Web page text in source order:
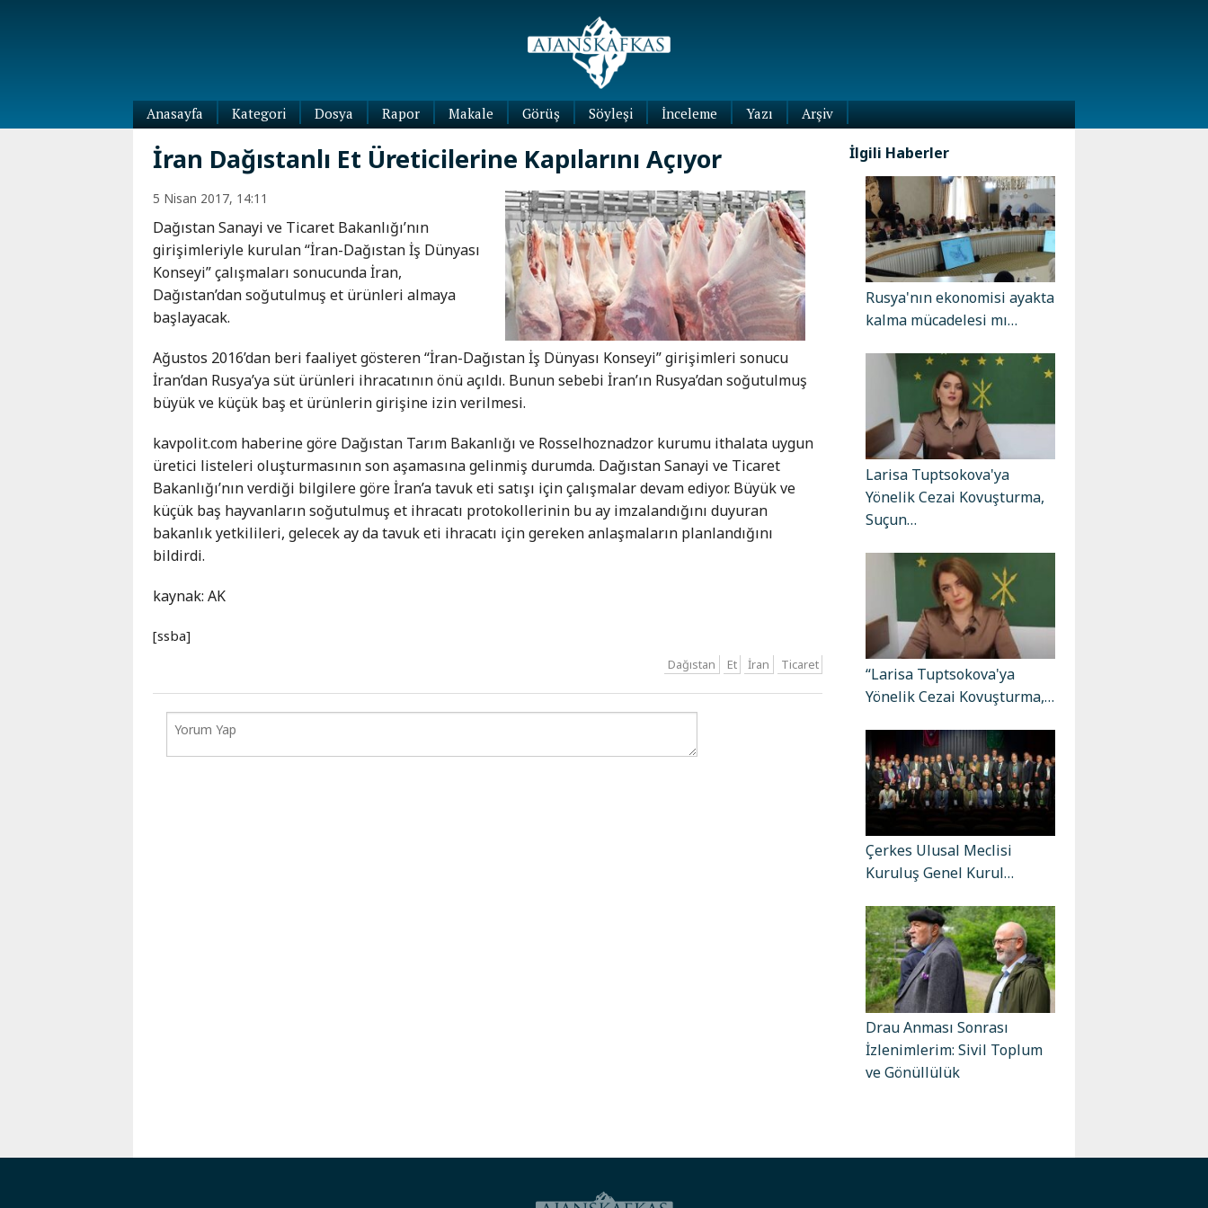
Anasayfa
Kategori
Dünya
Abhazya
Adıgey
Çeçenya
Dağıstan
Güney
İnguşetya
Kabardey-
Balkar
Karaçay-
Çerkes
Krasnodar
Kray
Kuzey
Osetya
Kafkas-
Ötesi
Azerbaycan
Ermenistan
Gürcistan
Dosya Rapor Makale Görüş Söyleşi İnceleme
Yazı
Yazıları
Arşiv
İran Dağıstanlı Et Üreticilerine Kapılarını Açıyor
5 Nisan 2017, 14:11
Dağıstan Sanayi ve Ticaret Bakanlığı’nın
girişimleriyle kurulan “İran-Dağıstan İş Dünyası
Konseyi” çalışmaları sonucunda İran,
Dağıstan’dan soğutulmuş et ürünleri almaya
başlayacak.
Ağustos 2016’dan beri faaliyet gösteren “İran-Dağıstan İş Dünyası Konseyi” girişimleri sonucu
İran’dan Rusya’ya süt ürünleri ihracatının önü açıldı. Bunun sebebi İran’ın Rusya’dan soğutulmuş
büyük ve küçük baş et ürünlerin girişine izin verilmesi.
kavpolit.com haberine göre Dağıstan Tarım Bakanlığı ve Rosselhoznadzor kurumu ithalata uygun
üretici listeleri oluşturmasının son aşamasına gelinmiş durumda. Dağıstan Sanayi ve Ticaret
Bakanlığı’nın verdiği bilgilere göre İran’a tavuk eti satışı için çalışmalar devam ediyor. Büyük ve
küçük baş hayvanların soğutulmuş et ihracatı protokollerinin bu ay imzalandığını duyuran
bakanlık yetkilileri, gelecek ay da tavuk eti ihracatı için gereken anlaşmaların planlandığını
bildirdi.
kaynak: AK
[ssba]
Dağıstan Et İran Ticaret
İlgili Haberler
Rusya'nın ekonomisi ayakta
kalma mücadelesi mı…
Larisa Tuptsokova'ya
Yönelik Cezai Kovuşturma,
Suçun…
“Larisa Tuptsokova'ya
Yönelik Cezai Kovuşturma,…
Çerkes Ulusal Meclisi
Kuruluş Genel Kurul…
Drau Anması Sonrası
İzlenimlerim: Sivil Toplum
ve Gönüllülük